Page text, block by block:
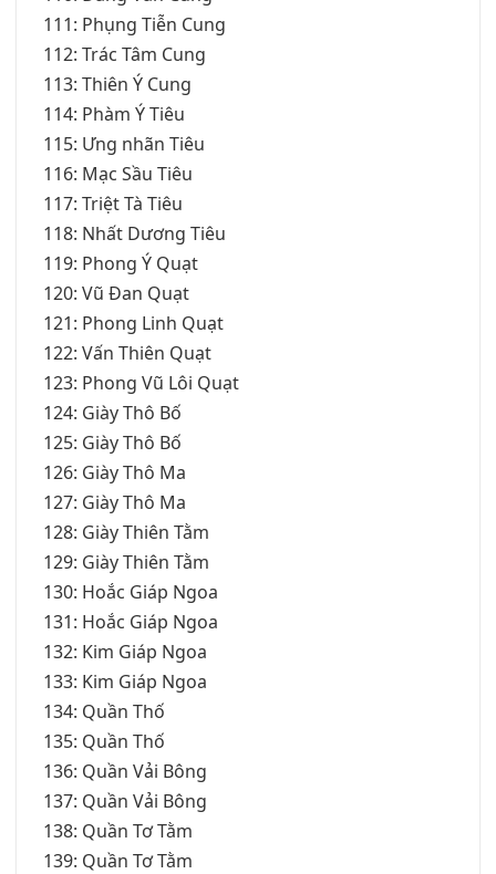
111: Phụng Tiễn Cung
112: Trác Tâm Cung
113: Thiên Ý Cung
114: Phàm Ý Tiêu
115: Ưng nhãn Tiêu
116: Mạc Sầu Tiêu
117: Triệt Tà Tiêu
118: Nhất Dương Tiêu
119: Phong Ý Quạt
120: Vũ Đan Quạt
121: Phong Linh Quạt
122: Vấn Thiên Quạt
123: Phong Vũ Lôi Quạt
124: Giày Thô Bố
125: Giày Thô Bố
126: Giày Thô Ma
127: Giày Thô Ma
128: Giày Thiên Tằm
129: Giày Thiên Tằm
130: Hoắc Giáp Ngoa
131: Hoắc Giáp Ngoa
132: Kim Giáp Ngoa
133: Kim Giáp Ngoa
134: Quần Thố
135: Quần Thố
136: Quần Vải Bông
137: Quần Vải Bông
138: Quần Tơ Tằm
139: Quần Tơ Tằm